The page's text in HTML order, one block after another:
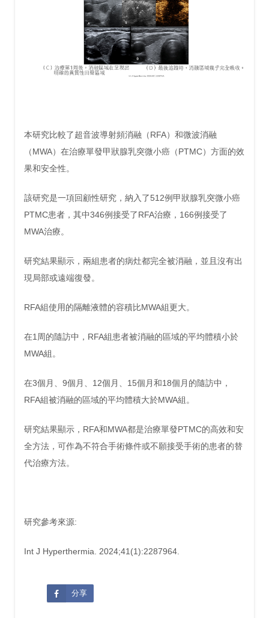
本研究比較了超音波導射頻消融（RFA）和微波消融
（MWA）在治療單發甲狀腺乳突微小癌（PTMC）方面的效
果和安全性。
該研究是一項回顧性研究，納入了512例甲狀腺乳突微小癌
PTMC患者，其中346例接受了RFA治療，166例接受了
MWA治療。
研究結果顯示，兩組患者的病灶都完全被消融，並且沒有出
現局部或遠端復發。
RFA組使用的隔離液體的容積比MWA組更大。
在1周的隨訪中，RFA組患者被消融的區域的平均體積小於
MWA組。
在3個月、9個月、12個月、15個月和18個月的隨訪中，
RFA組被消融的區域的平均體積大於MWA組。
研究結果顯示，RFA和MWA都是治療單發PTMC的高效和安
全方法，可作為不符合手術條件或不願接受手術的患者的替
代治療方法。
研究參考來源:
Int J Hyperthermia. 2024;41(1):2287964.
分享